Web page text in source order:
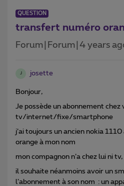
QUESTION
transfert numéro
Forum|Forum|4 years
J josette
Bonjour,
Je possède un abonnement chez
tv/internet/fixe/smartphone
j’ai toujours un ancien nokia
orange à mon nom
mon compagnon n’a chez lui ni
il souhaite néanmoins avoir un
l’abonnement à son nom : un